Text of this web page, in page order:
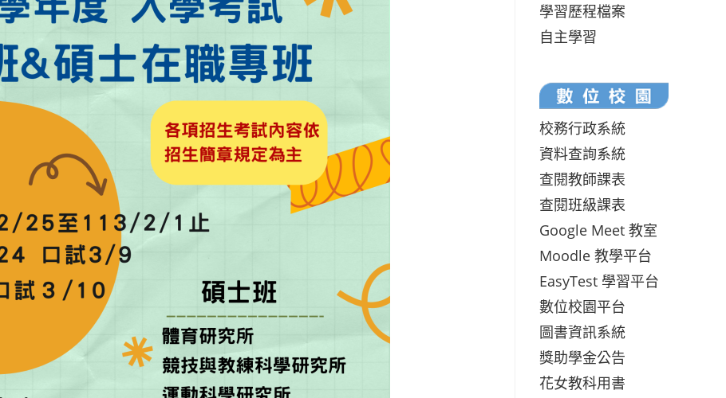
學習歷程檔案
自主學習
校務行政系統
資料查詢系統
查閱教師課表
查閱班級課表
Google Meet 教室
Moodle 教學平台
EasyTest 學習平台
數位校園平台
圖書資訊系統
獎助學金公告
花女教科用書